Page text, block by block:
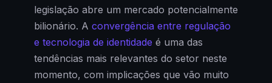
legislação abre um mercado potencialmente
bilionário. A convergência entre regulação
e tecnologia de identidade é uma das
tendências mais relevantes do setor neste
momento, com implicações que vão muito